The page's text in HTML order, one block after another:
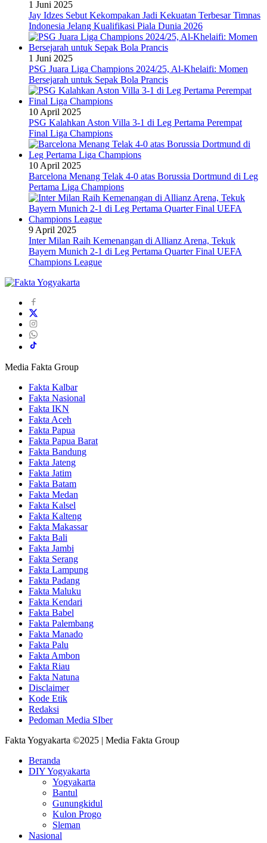
1 Juni 2025
Jay Idzes Sebut Kekompakan Jadi Kekuatan Terbesar Timnas
Indonesia Jelang Kualifikasi Piala Dunia 2026
1 Juni 2025
PSG Juara Liga Champions 2024/25, Al-Khelaifi: Momen
Bersejarah untuk Sepak Bola Prancis
10 April 2025
PSG Kalahkan Aston Villa 3-1 di Leg Pertama Perempat
Final Liga Champions
10 April 2025
Barcelona Menang Telak 4-0 atas Borussia Dortmund di Leg
Pertama Liga Champions
9 April 2025
Inter Milan Raih Kemenangan di Allianz Arena, Tekuk
Bayern Munich 2-1 di Leg Pertama Quarter Final UEFA
Champions League
Media Fakta Group
Fakta Kalbar
Fakta Nasional
Fakta IKN
Fakta Aceh
Fakta Papua
Fakta Papua Barat
Fakta Bandung
Fakta Jateng
Fakta Jatim
Fakta Batam
Fakta Medan
Fakta Kalsel
Fakta Kalteng
Fakta Makassar
Fakta Bali
Fakta Jambi
Fakta Serang
Fakta Lampung
Fakta Padang
Fakta Maluku
Fakta Kendari
Fakta Babel
Fakta Palembang
Fakta Manado
Fakta Palu
Fakta Ambon
Fakta Riau
Fakta Natuna
Disclaimer
Kode Etik
Redaksi
Pedoman Media SIber
Fakta Yogyakarta ©2025 | Media Fakta Group
Beranda
DIY Yogyakarta
Yogyakarta
Bantul
Gunungkidul
Kulon Progo
Sleman
Nasional